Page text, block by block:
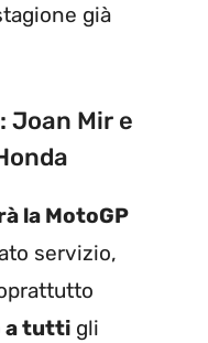
già
Joan Mir e
la MotoGP
servizio,
a tutti gli